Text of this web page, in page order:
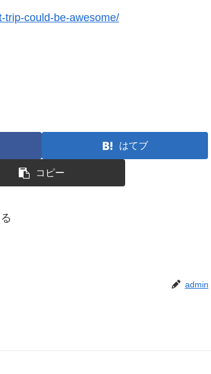
trip-could-be-awesome/
はてブ
コピー
admin